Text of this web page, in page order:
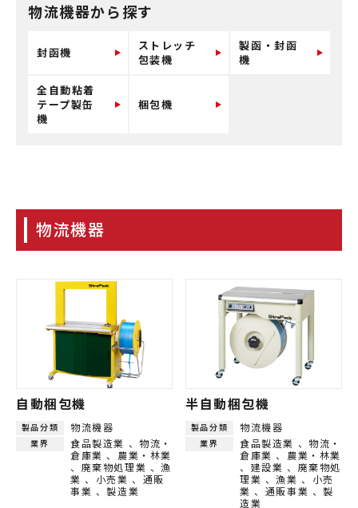
物流機器から探す
封函機
ストレッチ
包装機
製函・封函
機
全自動粘着
テープ製缶
機
梱包機
物流機器
自動梱包機
製品分類 物流機器
業界 食品製造業
物流・
倉庫業
農業・林業
廃棄物処理業
漁
業
小売業
通販
事業
製造業
半自動梱包機
製品分類 物流機器
業界 食品製造業
物流・
倉庫業
農業・林業
建設業
廃棄物処
理業
漁業
小売
業
通販事業
製
造業